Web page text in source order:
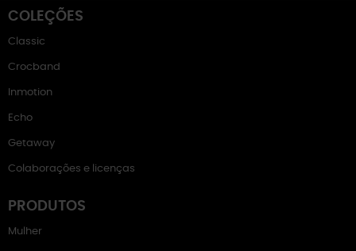
COLEÇÕES
Classic
Crocband
Inmotion
Echo
Getaway
Colaborações e licenças
PRODUTOS
Mulher